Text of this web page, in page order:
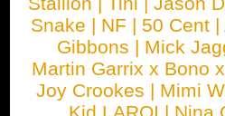
Snake | NF | 50 Cent |
Gibbons | Mick
Martin Garrix x Bono
Joy Crookes | Mimi